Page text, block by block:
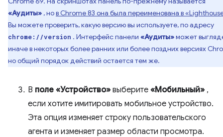
«Аудиты» , нов Chrome 83 она была переименована в
Вы можете проверить, какую версию вы используете, по адресу
chrome://version . Интерфейс панели «Аудиты»может
иначе в некоторых более ранних или более поздних версиях
но общий порядок действий остается тем же.
В поле «Устройство» выберите «Мобильный» ,
если хотите имитировать мобильное устройство.
Эта опция изменяет строку пользовательского
агента и изменяет размер области просмотра.